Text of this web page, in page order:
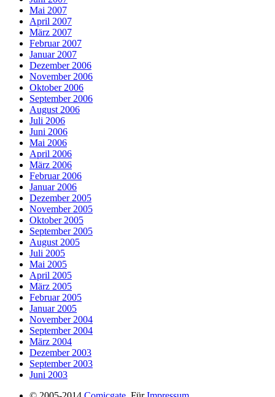
Mai 2007
April 2007
März 2007
Februar 2007
Januar 2007
Dezember 2006
November 2006
Oktober 2006
September 2006
August 2006
Juli 2006
Juni 2006
Mai 2006
April 2006
März 2006
Februar 2006
Januar 2006
Dezember 2005
November 2005
Oktober 2005
September 2005
August 2005
Juli 2005
Mai 2005
April 2005
März 2005
Februar 2005
Januar 2005
November 2004
September 2004
März 2004
Dezember 2003
September 2003
Juni 2003